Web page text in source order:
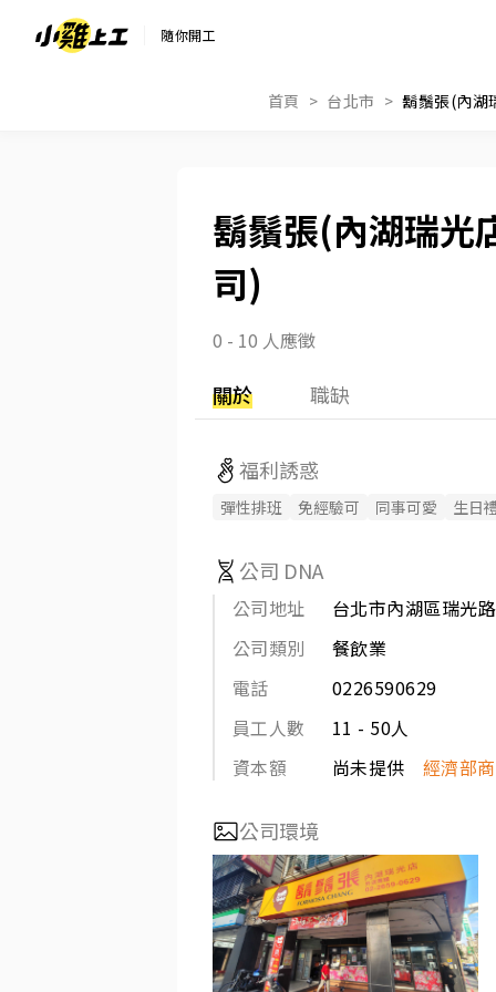
隨你開工
首頁 台北市 鬍鬚張(內湖
鬍鬚張(內湖瑞光
司)
0 - 10 人應徵
關於 職缺
福利誘惑
彈性排班 免經驗可 同事可愛 生日
公司 DNA
公司地址
台北市內湖區瑞光
公司類別
餐飲業
電話
0226590629
員工人數
11 - 50人
資本額
尚未提供 經濟部
公司環境